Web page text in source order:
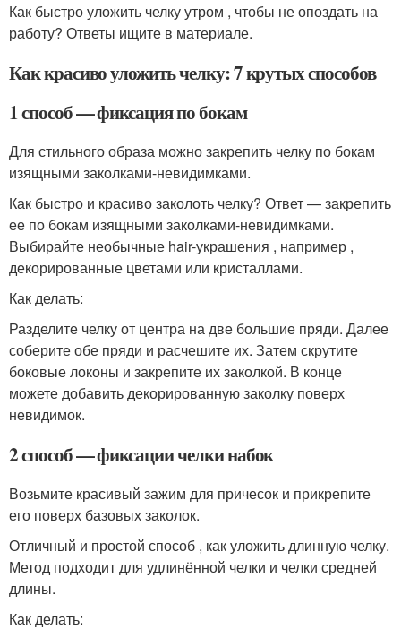
Как быстро уложить челку утром , чтобы не опоздать на
работу? Ответы ищите в материале.
Как красиво уложить челку: 7 крутых способов
1 способ — фиксация по бокам
Для стильного образа можно закрепить челку по бокам
изящными заколками-невидимками.
Как быстро и красиво заколоть челку? Ответ — закрепить
ее по бокам изящными заколками-невидимками.
Выбирайте необычные hair-украшения , например ,
декорированные цветами или кристаллами.
Как делать:
Разделите челку от центра на две большие пряди. Далее
соберите обе пряди и расчешите их. Затем скрутите
боковые локоны и закрепите их заколкой. В конце
можете добавить декорированную заколку поверх
невидимок.
2 способ — фиксации челки набок
Возьмите красивый зажим для причесок и прикрепите
его поверх базовых заколок.
Отличный и простой способ , как уложить длинную челку.
Метод подходит для удлинённой челки и челки средней
длины.
Как делать: